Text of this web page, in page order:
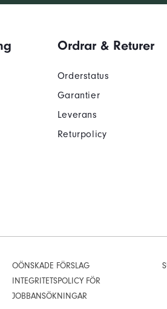
Ordrar & Returer
Orderstatus
Garantier
Leverans
Returpolicy
OÖNSKADE FÖRSLAG
INTEGRITETSPOLICY FÖR
JOBBANSÖKNINGAR